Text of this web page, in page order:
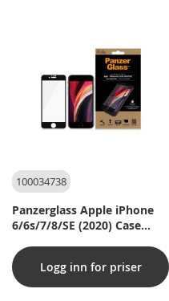
100034738
Panzerglass Apple iPhone
6/6s/7/8/SE (2020) Case
Logg inn for priser